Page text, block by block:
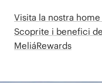
Visita la nostra
Scoprite i benefici
MeliáRewards